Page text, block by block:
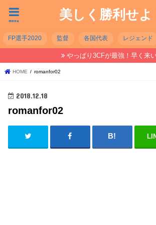
美しく勝利せよ
menu
FP選手2020 監督 各国代表 レジェンド
やっぱり3CFが最強！早く来い
HOME romanfor02
2018.12.18
romanfor02